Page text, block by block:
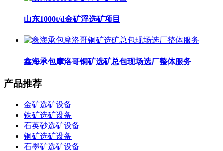
山东1000t/d金矿浮选矿项目
鑫海承包摩洛哥铜矿选矿总包现场选厂整体服务
产品推荐
金矿选矿设备
铁矿选矿设备
石英砂选矿设备
铜矿选矿设备
石墨矿选矿设备